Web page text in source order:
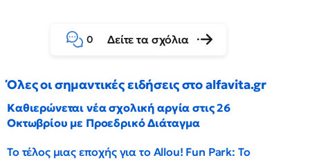
0 Δείτε τα σχόλια
Όλες οι σημαντικές ειδήσεις στο alfavita.gr
Καθιερώνεται νέα σχολική αργία στις 26
Οκτωβρίου με Προεδρικό Διάταγμα
Το τέλος μιας εποχής για το Allou! Fun Park: Το